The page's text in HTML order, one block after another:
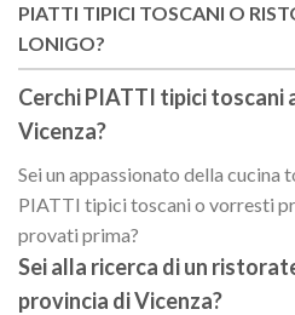
PIATTI TIPICI TOSCANI O
LONIGO?
Cerchi PIATTI tipici toscani
Vicenza?
Sei un appassionato della cucina
PIATTI tipici toscani o vorresti
provati prima?
Sei alla ricerca di un
provincia diVicenza?